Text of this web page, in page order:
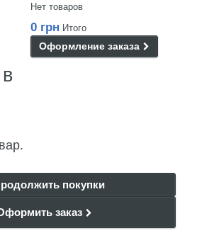
Нет товаров
0 грн Итого
Оформление заказа
покупки
заказ